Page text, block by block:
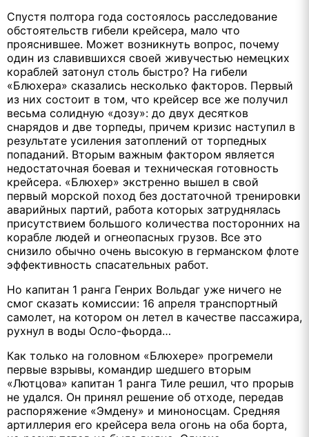
Спустя полтора года состоялось расследование
обстоятельств гибели крейсера, мало что
прояснившее. Может возникнуть вопрос, почему
один из славившихся своей живучестью немецких
кораблей затонул столь быстро? На гибели
«Блюхера» сказались несколько факторов. Первый
из них состоит в том, что крейсер все же получил
весьма солидную «дозу»: до двух десятков
снарядов и две торпеды, причем кризис наступил в
результате усиления затоплений от торпедных
попаданий. Вторым важным фактором является
недостаточная боевая и техническая готовность
крейсера. «Блюхер» экстренно вышел в свой
первый морской поход без достаточной тренировки
аварийных партий, работа которых затруднялась
присутствием большого количества посторонних на
корабле людей и огнеопасных грузов. Все это
снизило обычно очень высокую в германском флоте
эффективность спасательных работ.
Но капитан 1 ранга Генрих Вольдаг уже ничего не
смог сказать комиссии: 16 апреля транспортный
самолет, на котором он летел в качестве пассажира,
рухнул в воды Осло-фьорда…
Как только на головном «Блюхере» прогремели
первые взрывы, командир шедшего вторым
«Лютцова» капитан 1 ранга Тиле решил, что прорыв
не удался. Он принял решение об отходе, передав
распоряжение «Эмдену» и миноносцам. Средняя
артиллерия его крейсера вела огонь на оба борта,